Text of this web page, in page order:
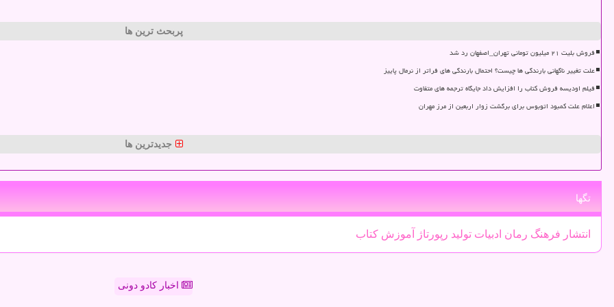
پربحث ترین ها
فروش بلیت ۲۱ میلیون تومانی تهران_اصفهان رد شد
علت تغییر ناگهانی بارندگی ها چیست؟ احتمال بارندگی های فراتر از نرمال پاییز
فیلم اودیسه فروش کتاب را افزایش داد جایگاه ترجمه های متفاوت
اعلام علت کمبود اتوبوس برای برگشت زوار اربعین از مرز مهران
جدیدترین ها
تگها
انتشار فرهنگ رمان ادبیات تولید رپورتاژ آموزش كتاب
اخبار کادو دونی